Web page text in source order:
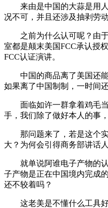
来由是中国的大蒜是用人
况不可，并且还涉及抽剥劳
之前为什么认可呢？由于
室都是颠末美国FCC承认授
FCC认证演讲。
中国的商品离了美国还能
如果离了中国制制，一时间
面临如许一群拿着鸡毛当
手，我们除了做好本人的事
那问题来了，若是这个实
大？为何会引得商务部讲话
就单说阿谁电子产物的认
子产物是正在中国境内完成
还不较着吗？
这老美是不懂什么工具好